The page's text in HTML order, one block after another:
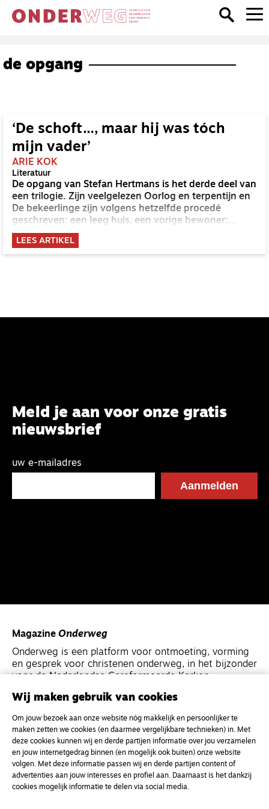
de opgang
‘De schoft…, maar hij was tóch
mijn vader’
ARIE KOK
Literatuur
De opgang van Stefan Hertmans is het derde deel van
een trilogie. Zijn veelgelezen Oorlog en terpentijn en
De bekeerlinge zijn volgens hetzelfde procedé
geschreven: een leeg huis, een vorige bewoner;
Hertmans onderzoekt de feiten en doet een beroep
op zijn verbeelding.
LEES ARTIKEL
Meld je aan voor onze gratis
nieuwsbrief
uw e-mailadres
Magazine Onderweg
Onderweg is een platform voor ontmoeting, vorming
en gesprek voor christenen onderweg, in het bijzonder
voor de Nederlandse Gereformeerde Kerken.
Kvk-nummer 33277063
NL46 INGB 0117 5827 86
info@onderwegonline.nl
Wij maken gebruik van cookies
Om jouw bezoek aan onze website nóg makkelijk en persoonlijker te
maken zetten we cookies (en daarmee vergelijkbare technieken) in. Met
deze cookies kunnen wij en derde partijen informatie over jou verzamelen
en jouw internetgedrag binnen (en mogelijk ook buiten) onze website
volgen. Met deze informatie passen wij en derde partijen content of
advertenties aan jouw interesses en profiel aan. Daarnaast is het dankzij
cookies mogelijk informatie te delen via social media.